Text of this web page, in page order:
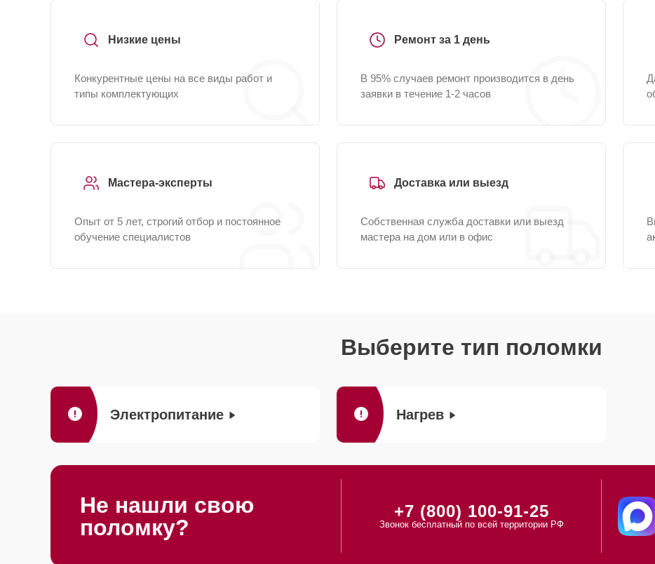
Низкие цены
Конкурентные цены на все виды работ и
типы комплектующих
Ремонт за 1 день
В 95% случаев ремонт производится в день
заявки в течение 1-2 часов
Мастера-эксперты
Опыт от 5 лет, строгий отбор и постоянное
обучение специалистов
Доставка или выезд
Собственная служба доставки или выезд
мастера на дом или в офис
Выберите тип поломки
Электропитание Нагрев
Не нашли свою
поломку?
+7 (800) 100-91-25
Звонок бесплатный по всей территории РФ